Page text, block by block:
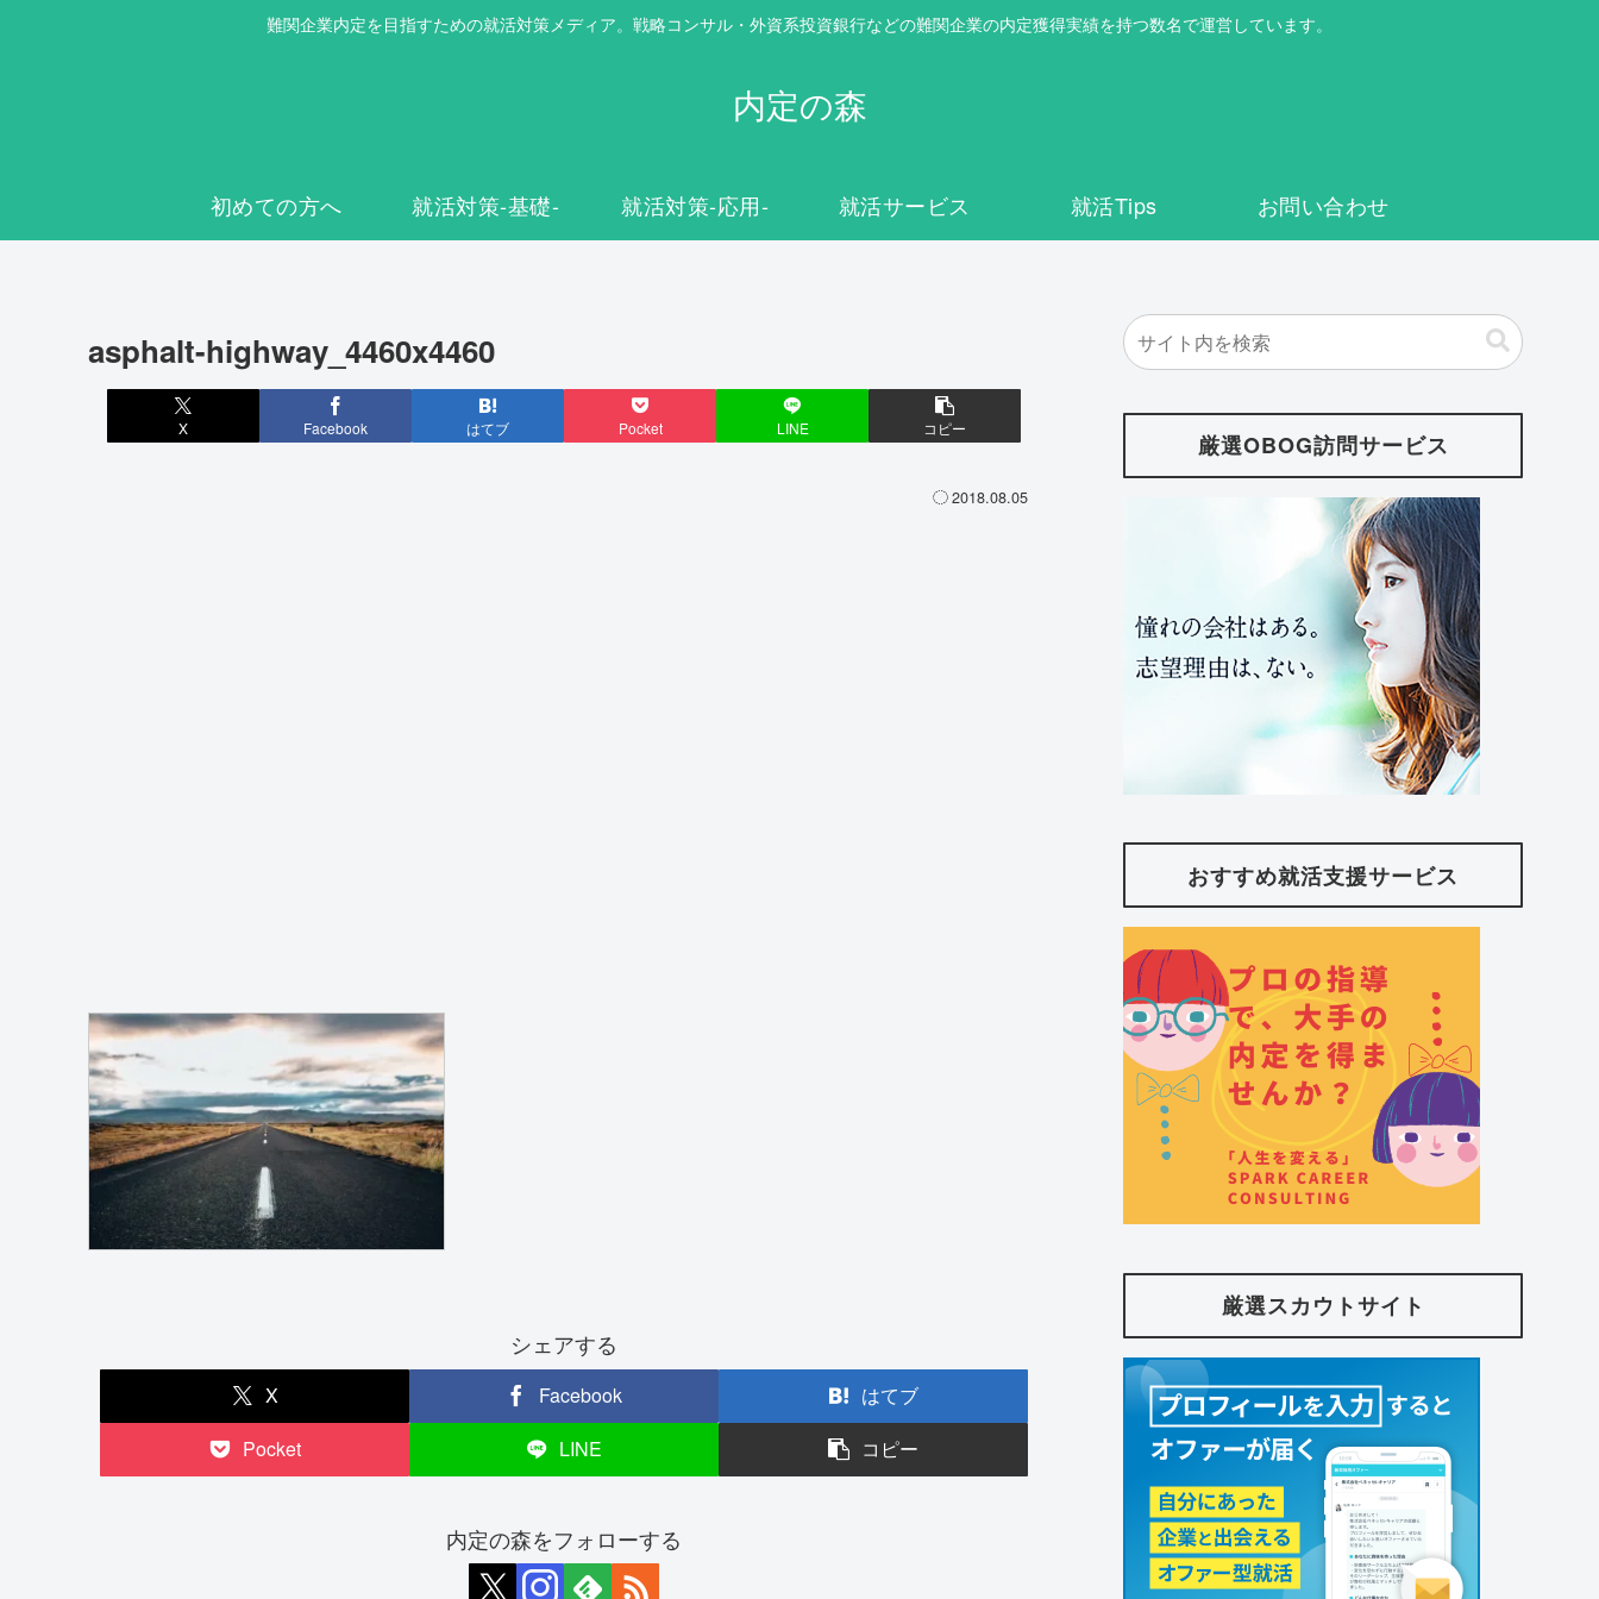
難関企業内定を目指すための就活対策メディア。戦略コンサル・外資系投資銀行などの難関企業の内定獲得実績を持つ数名で運営しています。
内定の森
初めての方へ 就活対策-基礎- 就活対策-応用- 就活サービス 就活Tips お問い合わせ
asphalt-highway_4460x4460
X Facebook はてブ Pocket LINE コピー
2018.08.05
シェアする
X Facebook
はてブ
Pocket
LINE コピー
内定の森をフォローする
厳選OBOG訪問サービス
おすすめ就活支援サービス
厳選スカウトサイト